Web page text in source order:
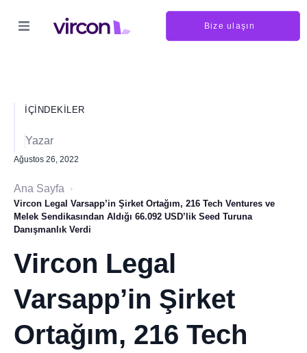
Bize ulaşın
İÇINDEKILER
Yazar
Ağustos 26, 2022
Ana Sayfa
›
Vircon Legal Varsapp’in Şirket Ortağım, 216 Tech Ventures ve
Melek Sendikasından Aldığı 66.092 USD’lik Seed Turuna
Danışmanlık Verdi
Vircon Legal
Varsapp’in Şirket
Ortağım, 216 Tech